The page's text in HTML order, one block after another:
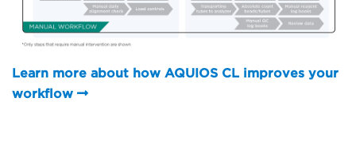
Learn more about how AQUIOS CL improves your
workflow